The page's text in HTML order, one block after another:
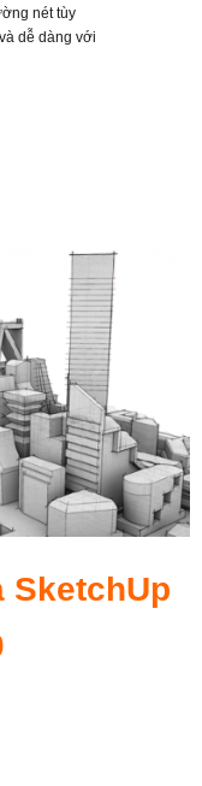
nét tùy
dễ dàng với
SketchUp